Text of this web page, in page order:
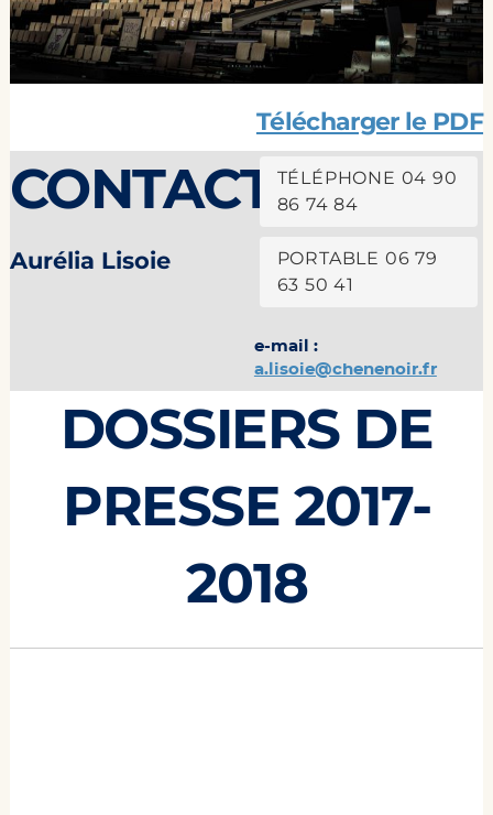
Télécharger le PDF
CONTACT
Aurélia Lisoie
TÉLÉPHONE 04 90
86 74 84
PORTABLE 06 79
63 50 41
e-mail :
a.lisoie@chenenoir.fr
DOSSIERS DE
PRESSE 2017-
2018